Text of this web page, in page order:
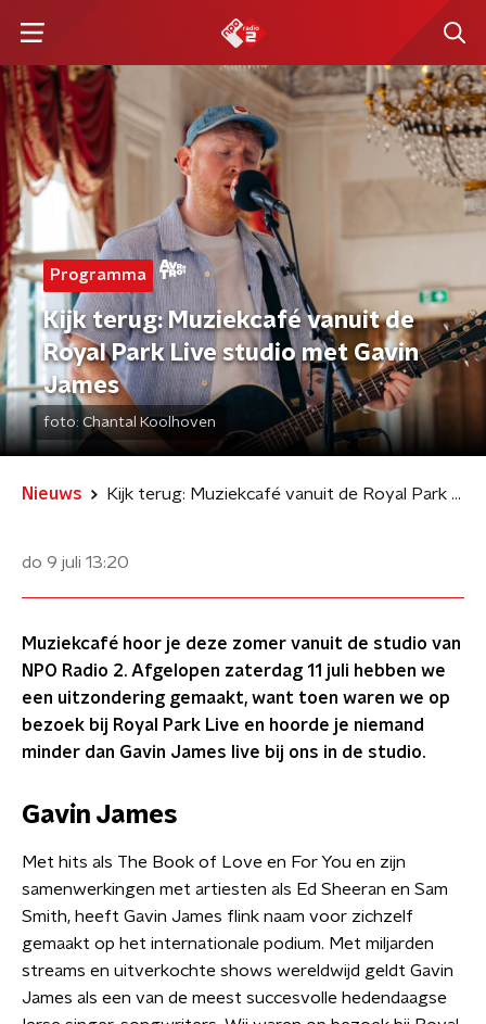
Programma
Kijk terug: Muziekcafé vanuit de
Royal Park Live studio met Gavin
James
foto: Chantal Koolhoven
Nieuws Kijk terug: Muziekcafé vanuit de Royal Park Live studio met Gavin James
do 9 juli 13:20
Muziekcafé hoor je deze zomer vanuit de studio van
NPO Radio 2. Afgelopen zaterdag 11 juli hebben we
een uitzondering gemaakt, want toen waren we op
bezoek bij Royal Park Live en hoorde je niemand
minder dan Gavin James live bij ons in de studio.
Gavin James
Met hits als The Book of Love en For You en zijn
samenwerkingen met artiesten als Ed Sheeran en Sam
Smith, heeft Gavin James flink naam voor zichzelf
gemaakt op het internationale podium. Met miljarden
streams en uitverkochte shows wereldwijd geldt Gavin
James als een van de meest succesvolle hedendaagse